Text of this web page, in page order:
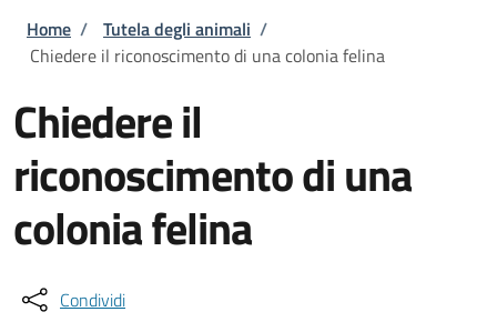
Briciole di pane
Home / Tutela degli animali /
Chiedere il riconoscimento di una colonia felina
Chiedere il
riconoscimento di una
colonia felina
Condividi